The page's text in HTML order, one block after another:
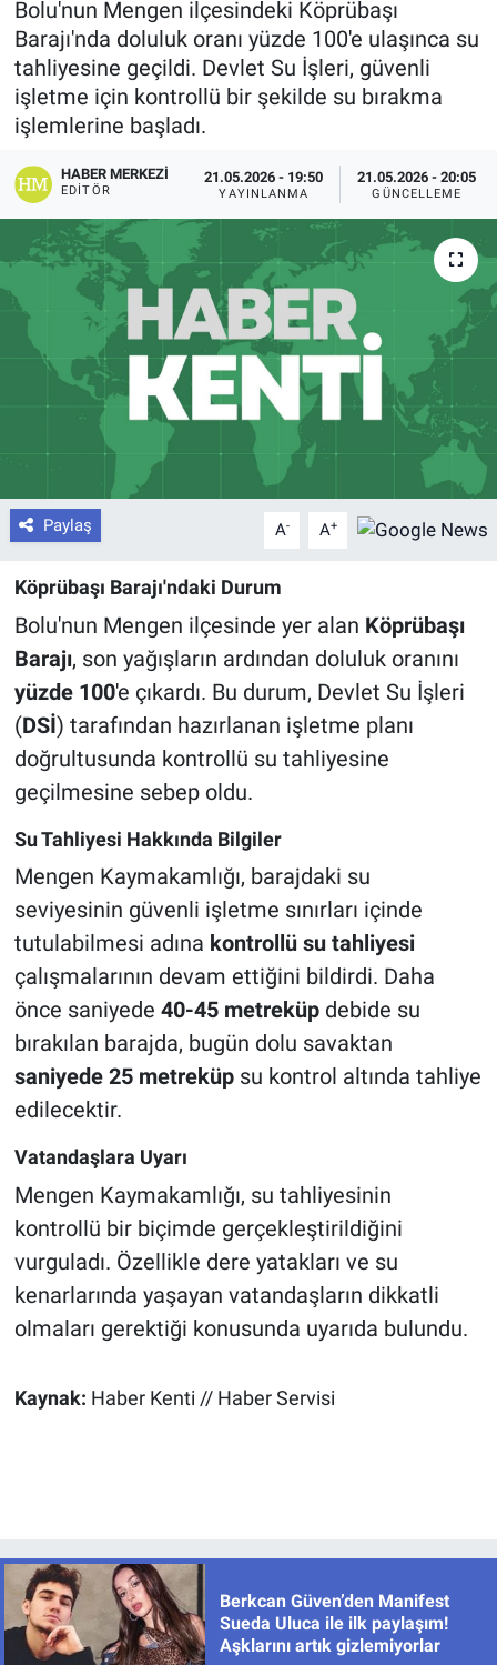
Bolu'nun Mengen ilçesindeki Köprübaşı
Barajı'nda doluluk oranı yüzde 100'e ulaşınca su
tahliyesine geçildi. Devlet Su İşleri, güvenli
işletme için kontrollü bir şekilde su bırakma
işlemlerine başladı.
HABER MERKEZI
EDITÖR
21.05.2026 - 19:50
YAYINLANMA
21.05.2026 - 20:05
GÜNCELLEME
Paylaş A- A+
Köprübaşı Barajı'ndaki Durum
Bolu'nun Mengen ilçesinde yer alan Köprübaşı
Barajı, son yağışların ardından doluluk oranını
yüzde 100'e çıkardı. Bu durum, Devlet Su İşleri
(DSİ) tarafından hazırlanan işletme planı
doğrultusunda kontrollü su tahliyesine
geçilmesine sebep oldu.
Su Tahliyesi Hakkında Bilgiler
Mengen Kaymakamlığı, barajdaki su
seviyesinin güvenli işletme sınırları içinde
tutulabilmesi adına kontrollü su tahliyesi
çalışmalarının devam ettiğini bildirdi. Daha
önce saniyede 40-45 metreküpdebide su
bırakılan barajda, bugün dolu savaktan
saniyede 25 metreküpsu kontrol altında tahliye
edilecektir.
Vatandaşlara Uyarı
Mengen Kaymakamlığı, su tahliyesinin
kontrollü bir biçimde gerçekleştirildiğini
vurguladı. Özellikle dere yatakları ve su
kenarlarında yaşayan vatandaşların dikkatli
olmaları gerektiği konusunda uyarıda bulundu.
Kaynak: Haber Kenti // Haber Servisi
Berkcan Güven’den Manifest
Sueda Uluca ile ilk paylaşım!
Aşklarını artık gizlemiyorlar